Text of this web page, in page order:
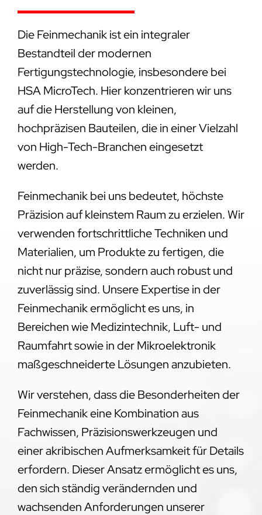
Die Feinmechanik ist ein integraler
Bestandteil der modernen
Fertigungstechnologie, insbesondere bei
HSA MicroTech. Hier konzentrieren wir uns
auf die Herstellung von kleinen,
hochpräzisen Bauteilen, die in einer Vielzahl
von High-Tech-Branchen eingesetzt
werden.
Feinmechanik bei uns bedeutet, höchste
Präzision auf kleinstem Raum zu erzielen. Wir
verwenden fortschrittliche Techniken und
Materialien, um Produkte zu fertigen, die
nicht nur präzise, sondern auch robust und
zuverlässig sind. Unsere Expertise in der
Feinmechanik ermöglicht es uns, in
Bereichen wie Medizintechnik, Luft- und
Raumfahrt sowie in der Mikroelektronik
maßgeschneiderte Lösungen anzubieten.
Wir verstehen, dass die Besonderheiten der
Feinmechanik eine Kombination aus
Fachwissen, Präzisionswerkzeugen und
einer akribischen Aufmerksamkeit für Details
erfordern. Dieser Ansatz ermöglicht es uns,
den sich ständig verändernden und
wachsenden Anforderungen unserer